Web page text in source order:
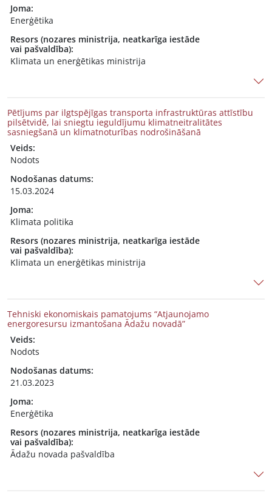
Joma:
Enerģētika
Resors (nozares ministrija, neatkarīga iestāde
vai pašvaldība):
Klimata un enerģētikas ministrija
Pētījums par ilgtspējīgas transporta infrastruktūras attīstību
pilsētvidē, lai sniegtu ieguldījumu klimatneitralitātes
sasniegšanā un klimatnoturības nodrošināšanā
Veids:
Nodots
Nodošanas datums:
15.03.2024
Joma:
Klimata politika
Resors (nozares ministrija, neatkarīga iestāde
vai pašvaldība):
Klimata un enerģētikas ministrija
Tehniski ekonomiskais pamatojums “Atjaunojamo
energoresursu izmantošana Ādažu novadā”
Veids:
Nodots
Nodošanas datums:
21.03.2023
Joma:
Enerģētika
Resors (nozares ministrija, neatkarīga iestāde
vai pašvaldība):
Ādažu novada pašvaldība